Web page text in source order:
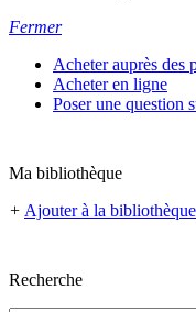
Fermer
Acheter auprès des
Acheter en ligne
Poser une question
Ma bibliothèque
+ Ajouter à la bibliothèque
Recherche